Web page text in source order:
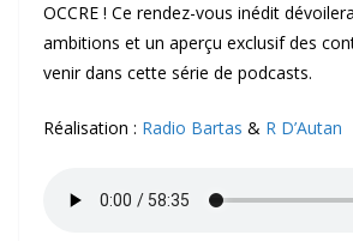
OCCRE ! Ce rendez-vous inédit
ambitions et un aperçu exclusif des
venir dans cette série de podcasts.
Réalisation : Radio Bartas & R D’Autan